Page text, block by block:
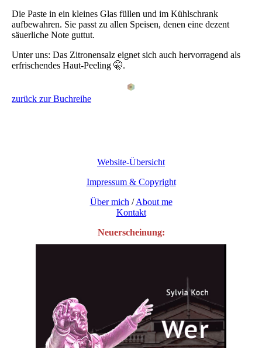
Die Paste in ein kleines Glas füllen und im Kühlschrank
aufbewahren. Sie passt zu allen Speisen, denen eine dezent
säuerliche Note guttut.
Unter uns: Das Zitronensalz eignet sich auch hervorragend als
erfrischendes Haut-Peeling 🤫.
zurück zur Buchreihe
Website-Übersicht
Impressum & Copyright
Über mich /About me
Kontakt
Neuerscheinung: